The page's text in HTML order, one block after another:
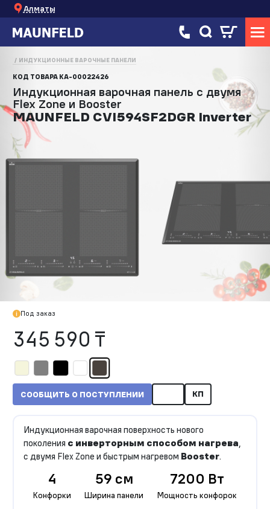
Алматы
ИНДУКЦИОННЫЕ ВАРОЧНЫЕ ПАНЕЛИ
КОД ТОВАРА КА-00022426
Индукционная варочная панель с двумя
Flex Zone и Booster
MAUNFELD CVI594SF2DGR Inverter
Под заказ
345 590 ₸
СООБЩИТЬ О ПОСТУПЛЕНИИ КП
Индукционная варочная поверхность нового
поколения с инверторным способом нагрева,
с двумя Flex Zone и быстрым нагревом Booster.
4
Конфорки
59 см
Ширина панели
7200 Вт
Мощность конфорок